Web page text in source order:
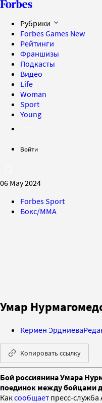
Рубрики
Forbes Games New
Рейтинги
Франшизы
Подкасты
Видео
Life
Woman
Sport
Young
Войти
06 May 2024
Forbes Sport
Бокс/MMA
Умар
Кермен Эрдниева
Копировать ссылку
Бой россиянина Умара
поединок между бойцами
Каксообщает пресс-